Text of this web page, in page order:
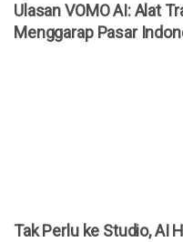
Ulasan VOMO AI: Alat
Menggarap Pasar
Tak Perlu ke Studio, AI